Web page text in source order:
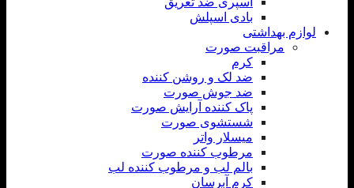
بادی اسپلش
لوازم بهداشتی
مراقبت صورت
کرم
ضد لک و روشن کننده
ضد جوش صورت
پاک کننده آرایش صورت
شستشوی صورت
میسلار واتر
مرطوب کننده صورت
بالم لب و مرطوب کننده لب
کرم آبرسان